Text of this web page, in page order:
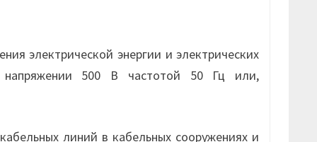
электрической энергии и электрических
напряжении 500 В частотой 50 Гц или,
линий в кабельных сооружениях и